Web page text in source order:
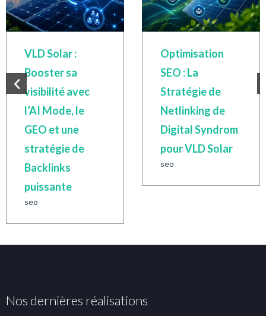
VLD Solar :
Booster sa
visibilité avec
l’AI Mode, le
GEO et une
stratégie de
Backlinks
puissante
seo
Optimisation
SEO : La
Stratégie de
Netlinking de
Digital Syndrom
pour VLD Solar
seo
Nos dernières réalisations